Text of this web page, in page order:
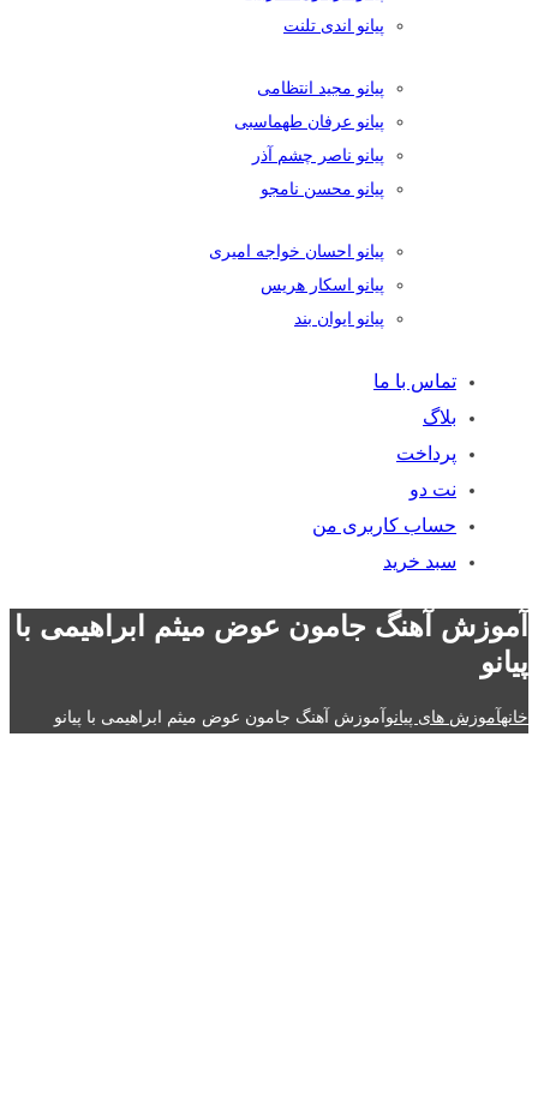
پیانو اندی تلنت
پیانو مجید انتظامی
پیانو عرفان طهماسبی
پیانو ناصر چشم آذر
پیانو محسن نامجو
پیانو احسان خواجه امیری
پیانو اسکار هریس
پیانو ایوان بند
تماس با ما
بلاگ
پرداخت
نت دو
حساب کاربری من
سبد خرید
آموزش آهنگ جامون عوض میثم ابراهیمی با
پیانو
خانهآموزش های پیانوآموزش آهنگ جامون عوض میثم ابراهیمی با پیانو